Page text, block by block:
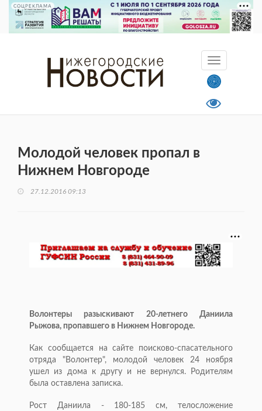
СОЦРЕКЛАМА
Молодой человек пропал в
Нижнем Новгороде
27.12.2016 09:13
Волонтеры разыскивают 20-летнего Даниила
Рыжова, пропавшего в Нижнем Новгороде.
Как сообщается на сайте поисково-спасательного
отряда "Волонтер", молодой человек 24 ноября
ушел из дома к другу и не вернулся. Родителям
была оставлена записка.
Рост Даниила - 180-185 см, телосложение